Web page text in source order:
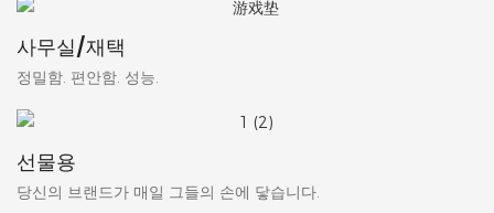
사무실/재택
정밀함. 편안함. 성능.
선물용
당신의 브랜드가 매일 그들의 손에 닿습니다.